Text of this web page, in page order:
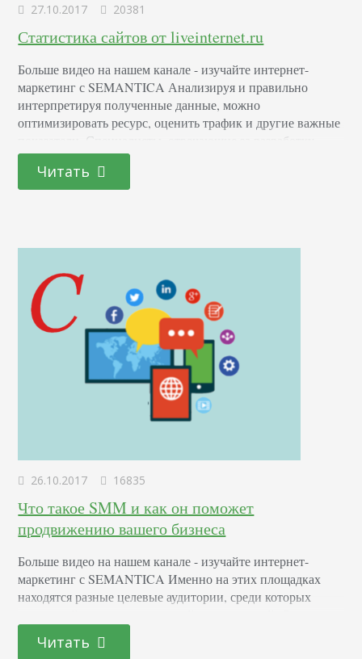
27.10.2017 20381
Статистика сайтов от liveinternet.ru
Больше видео на нашем канале - изучайте интернет-
маркетинг с SEMANTICA Анализируя и правильно
интерпретируя полученные данные, можно
оптимизировать ресурс, оценить трафик и другие важные
показатели. Специалисты, отвечающие за разработку
сайта и сервисов, используют сервис LiveInternet. Он
предоставляет подробные статистики. Благодаря этому
можно самостоятельно провести комплексный SEO-
показывает, в…
Читать
26.10.2017 16835
Что такое SMM и как он поможет
продвижению вашего бизнеса
Больше видео на нашем канале - изучайте интернет-
маркетинг с SEMANTICA Именно на этих площадках
находятся разные целевые аудитории, среди которых
позволяют привлекать трафик на сайт, повышают
внимание к продукту или компании и формируют
Читать